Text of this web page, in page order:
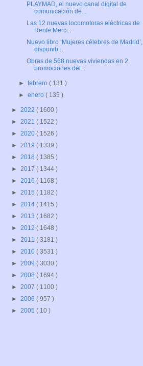
PLAYMAD, el nuevo canal digital de
comunicación de...
Las 12 nuevas locomotoras eléctricas de
Renfe Merc...
Nuevo libro ‘Mujeres célebres de Madrid’,
disponib...
Obras de 568 nuevas viviendas en 2
promociones del...
►febrero( 131 )
►enero( 135 )
► 2022 ( 1600 )
► 2021 ( 1522 )
► 2020 ( 1526 )
► 2019 ( 1339 )
► 2018 ( 1385 )
► 2017 ( 1344 )
► 2016 ( 1168 )
► 2015 ( 1182 )
► 2014 ( 1415 )
► 2013 ( 1682 )
► 2012 ( 1648 )
► 2011 ( 3181 )
► 2010 ( 3531 )
► 2009 ( 3030 )
► 2008 ( 1694 )
► 2007 ( 1100 )
► 2006 ( 957 )
► 2005 ( 10 )